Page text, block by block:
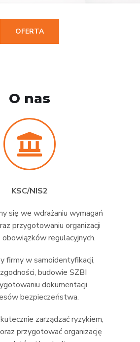
OFERTA
O nas
KSC/NIS2
się we wdrażaniu wymagań
przygotowaniu organizacji
regulacyjnych.
firmy w samoidentyfikacji,
budowie SZBI
dokumentacji
bezpieczeństwa.
zarządzać ryzykiem,
przygotować organizację